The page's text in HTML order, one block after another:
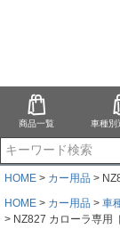
商品一覧 車種別
HOME カー用品
HOME
カー用品 車
NZ827 カローラ専用